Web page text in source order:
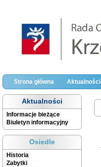
Strona główna Aktualności
Aktualności
Informacje bieżące
Biuletyn informacyjny
Osiedle
Historia
Zabytki